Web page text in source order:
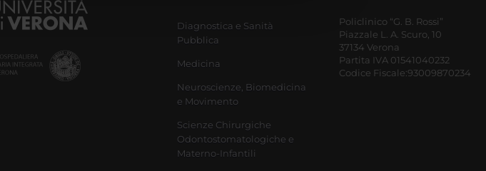
Diagnostica e Sanità
Pubblica
Medicina
Neuroscienze, Biomedicina
e Movimento
Scienze Chirurgiche
Odontostomatologiche e
Materno-Infantili
Policlinico “G. B. Rossi”
Piazzale L. A. Scuro, 10
37134 Verona
Partita IVA 01541040232
Codice Fiscale:93009870234